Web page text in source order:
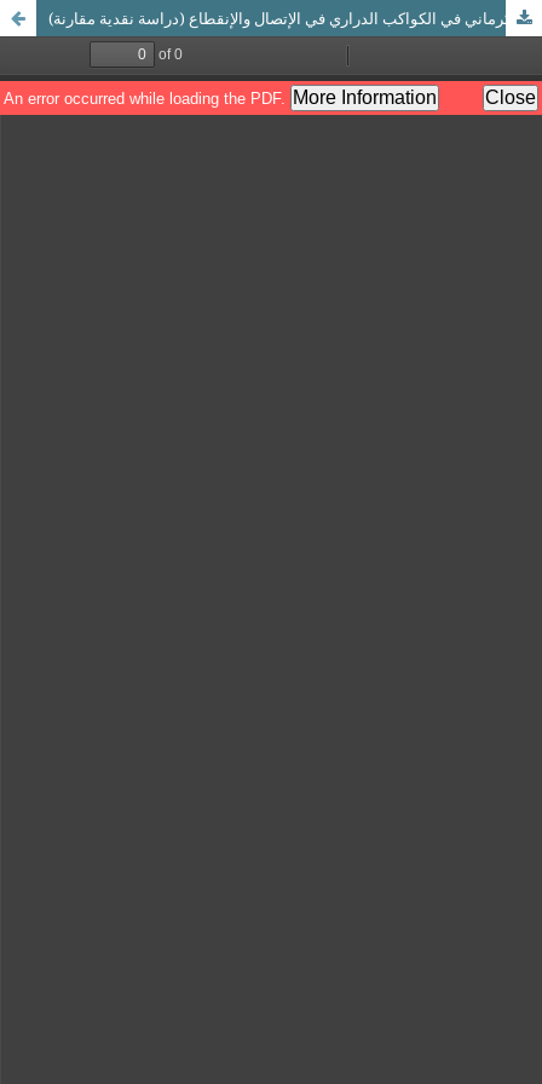
تنبيهات الحافظ ابن حجر في فتح الباري على الإمام الكرماني في الكواكب الدراري في الإتصال والإنقطاع (دراسة نقدية مقارنة)